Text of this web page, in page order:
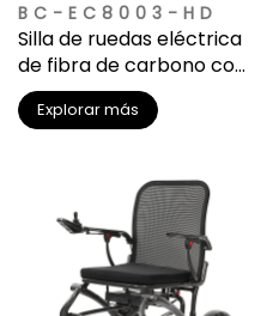
BC-EC8003-HD
Silla de ruedas eléctrica
de fibra de carbono con
batería de litio ligera de
lujoExplorar más